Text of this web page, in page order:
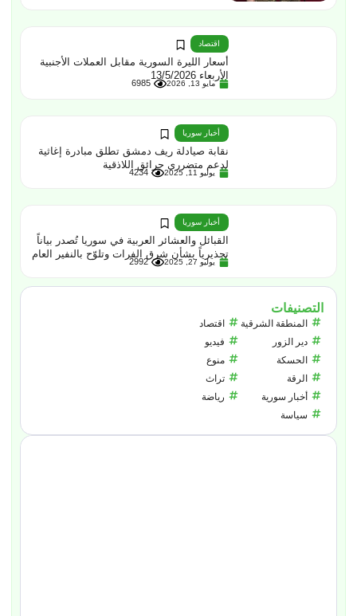
اقتصاد
أسعار الليرة السورية مقابل العملات الأجنبية
الأربعاء 13/5/2026
مايو 13, 2026 6985
أخبار سوريا
نقابة صيادلة ريف دمشق تطلق مبادرة إغاثية
لدعم متضرري حرائق اللاذقية
يوليو 11, 2025 4234
أخبار سوريا
القبائل والعشائر العربية في سوريا تُصدر بياناً
تحذيرياً بشأن شرق الفرات وتلوّح بالنفير العام
يوليو 27, 2025 2992
التصنيفات
المنطقة الشرقية
دير الزور
الحسكة
الرقة
أخبار سورية
سياسة
اقتصاد
فيديو
منوع
تراث
رياضة